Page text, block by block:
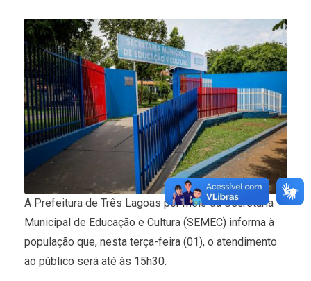
A Prefeitura de Três Lagoas por meio da Secretaria
Municipal de Educação e Cultura (SEMEC) informa à
população que, nesta terça-feira (01), o atendimento
ao público será até às 15h30.